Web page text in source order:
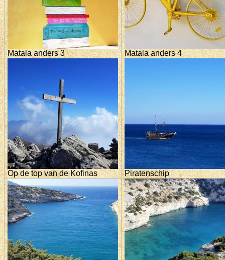
Matala anders 3 Matala anders 4
Op de top van de Kofinas Piratenschip